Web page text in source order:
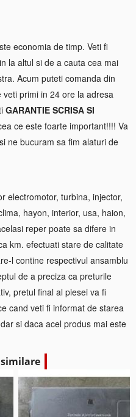
economia de timp. Veti fi
la altul si de a cauta cea mai
Acum puteti comanda din
primi in 24 ore la adresa
GARANTIE SCRISA SI
ce este foarte important!!!! Va
ne bucuram sa fim alaturi de
electromotor, turbina, injector,
hayon, interior, usa, haion,
reper poate sa difere in
km. efectuati stare de calitate
l contine respectivul ansamblu
de a preciza ca preturile
pretul final al piesei va fi
cand veti fi informat de starea
si daca acel produs mai este